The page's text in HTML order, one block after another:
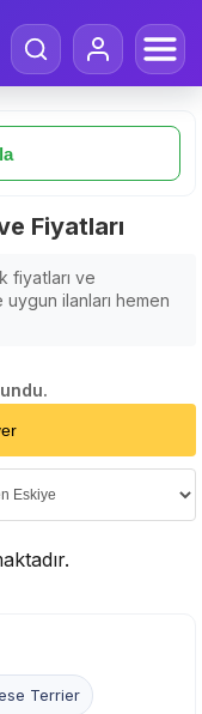
Fiyatları
fiyatları ve
ilanları hemen
Terrier